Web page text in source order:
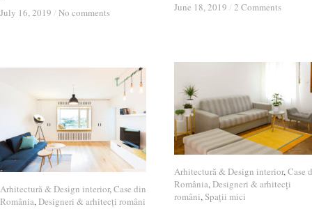
July 16, 2019 / No comments
July 16, 2019 / No comments
June 18, 2019 / 2 Comments
June 18, 2019 / 2 Comments
Arhitectură & Design interior,Case
România,Designeri & arhitecți
români,Spații mici
Arhitectură & Design interior Case
România Designeri & arhitecți
români Spații mici
Arhitectură & Design interior,Case din
România,Designeri & arhitecți români
Arhitectură & Design interior Case din
România Designeri & arhitecți români